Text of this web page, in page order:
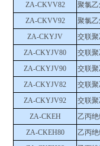
ZA-CKVV82
聚氯
ZA-CKVV92
聚氯
ZA-CKYJV
交联
ZA-CKYJV80
交联
ZA-CKYJV90
交联
ZA-CKYJV82
交联
ZA-CKYJV92
交联
ZA-CKEH
乙丙
ZA-CKEH80
乙丙